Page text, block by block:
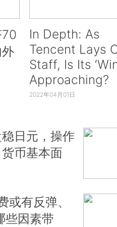
In Depth: As
Tencent Lays
Staff, Is Its
Approaching?
2022年04月01日
日元，操作
币基本面
或有反弹、
些因素带